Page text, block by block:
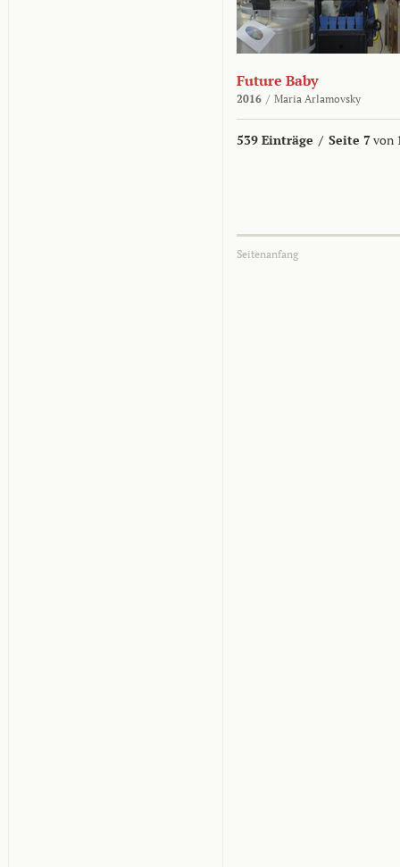
Future Baby
2016 / Maria Arlamovsky
539 Einträge / Seite 7von
Seitenanfang